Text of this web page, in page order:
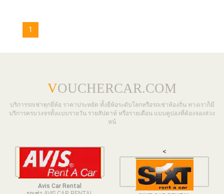
1
VOUCHERCAR.COM
บริการรถเช่าทุกยี่ห้อ ราคาประหยัด ทั้งยี่ห้อระดับโลกหรือรถเช่าท้องถิ่น ทางเราก็มี
บริการครบวงจรทั้งแบบรายวัน รายสัปดาห์ หรือรายเดือน แบบคูปองที่ต้องจองล่วง
หน้
Avis Car Rental
<